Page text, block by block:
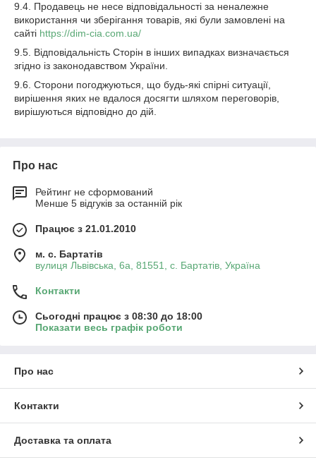
9.4. Продавець не несе відповідальності за неналежне
використання чи зберігання товарів, які були замовлені на
сайті https://dim-cia.com.ua/
9.5. Відповідальність Сторін в інших випадках визначається
згідно із законодавством України.
9.6. Сторони погоджуються, що будь-які спірні ситуації,
вирішення яких не вдалося досягти шляхом переговорів,
вирішуються відповідно до дій.
Про нас
Рейтинг не сформований
Менше 5 відгуків за останній рік
Працює з 21.01.2010
м. с. Бартатів
вулиця Львівська, 6а, 81551, с. Бартатів, Україна
Контакти
Сьогодні працює з 08:30 до 18:00
Показати весь графік роботи
Про нас
Контакти
Доставка та оплата